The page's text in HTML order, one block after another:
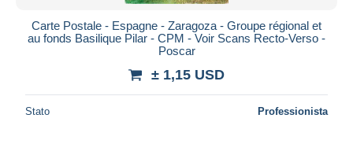
Carte Postale - Espagne - Zaragoza - Groupe régional et
au fonds Basilique Pilar - CPM - Voir Scans Recto-Verso -
Poscar
± 1,15 USD
Stato Professionista